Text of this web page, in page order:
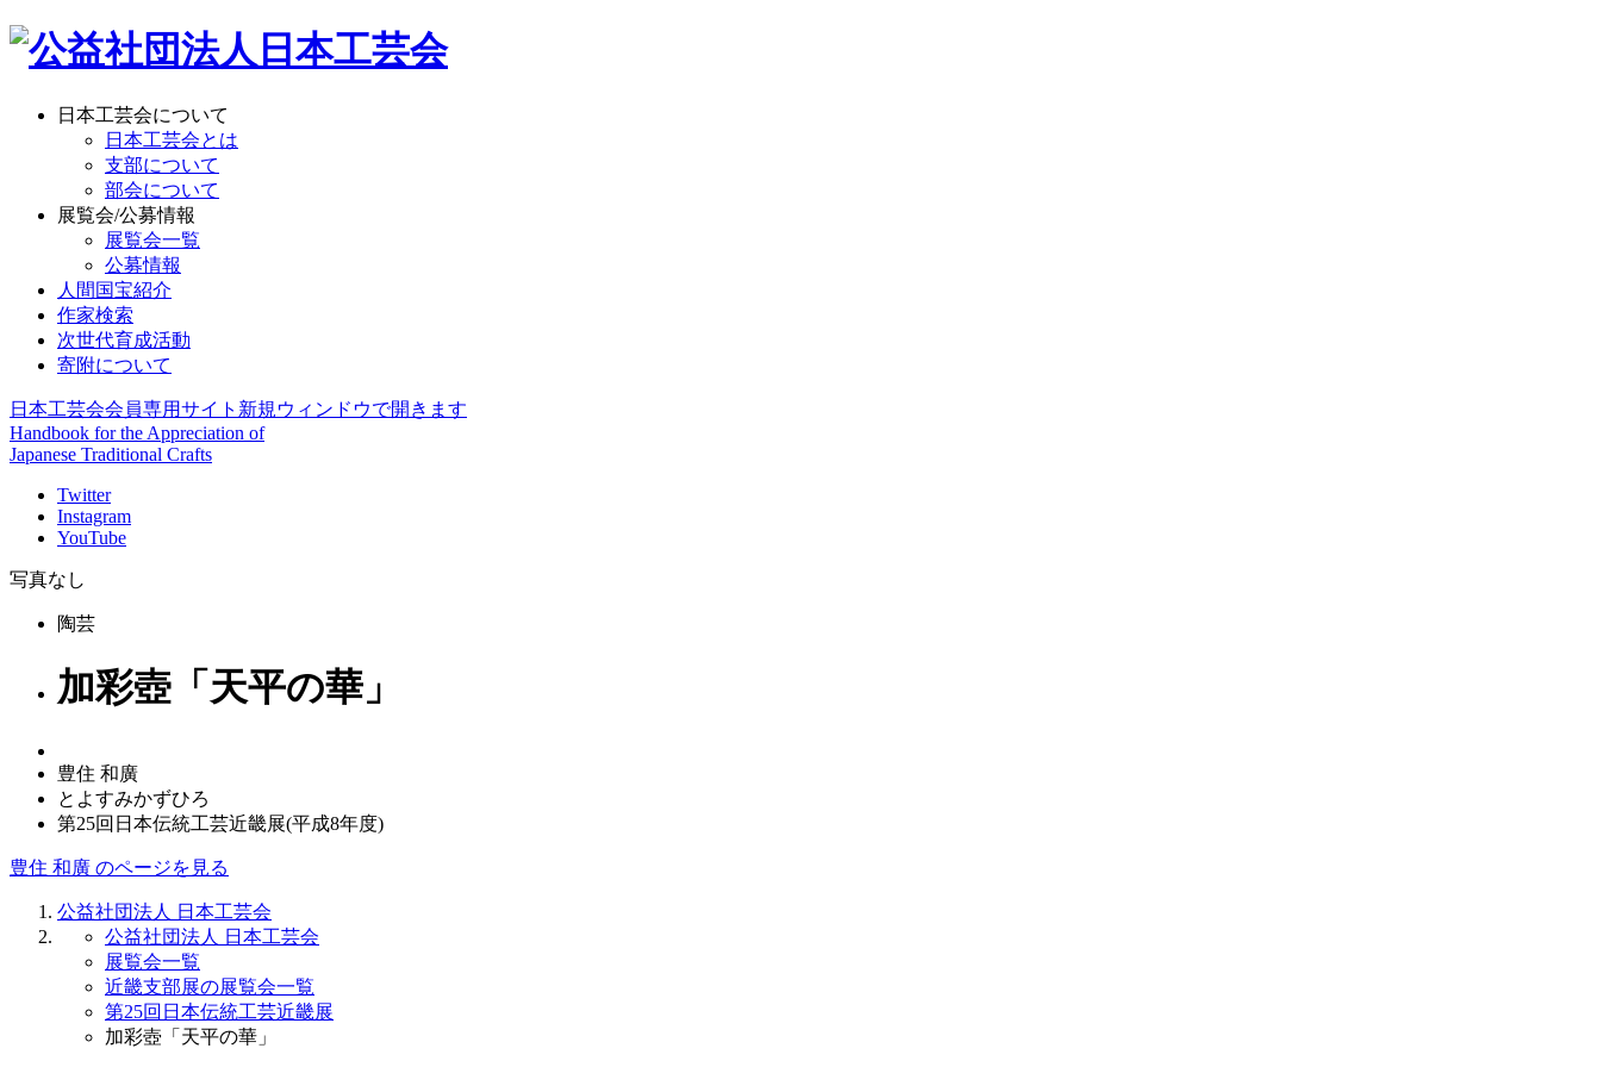
日本工芸会について
日本工芸会とは
支部について
部会について
展覧会/公募情報
展覧会一覧
公募情報
人間国宝紹介
作家検索
次世代育成活動
寄附について
日本工芸会会員専用サイト 新規ウィンドウで開きます
Handbook for the Appreciation of
Japanese Traditional Crafts
Twitter
Instagram
YouTube
写真なし
陶芸
加彩壺「天平の華」
豊住 和廣
とよすみかずひろ
第25回日本伝統工芸近畿展(平成8年度)
豊住 和廣 のページを見る
公益社団法人 日本工芸会
公益社団法人 日本工芸会
展覧会一覧
近畿支部展の展覧会一覧
第25回日本伝統工芸近畿展
加彩壺「天平の華」